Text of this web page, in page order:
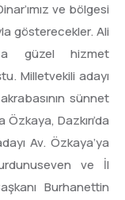
ve bölgesi
gösterecekler. Ali
güzel hizmet
Milletvekili adayı
sünnet
Dazkırı’da
Av. Özkaya’ya
ve İl
Burhanettin